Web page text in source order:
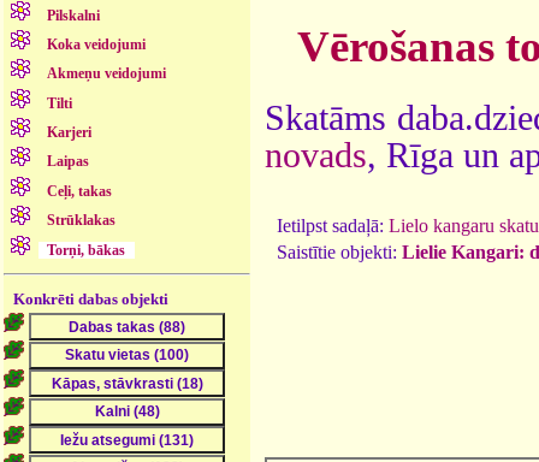
Pilskalni
Koka veidojumi
Akmeņu veidojumi
Tilti
Karjeri
Laipas
Ceļi, takas
Strūklakas
Torņi, bākas
Konkrēti dabas objekti
Vērošanas
Skatāms
novads, Rīga un
Ietilpst sadaļā: Lielo kangaru
Saistītie objekti: Lielie Kangari: